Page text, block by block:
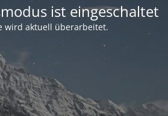
ist eingeschaltet
wird aktuell überarbeitet.